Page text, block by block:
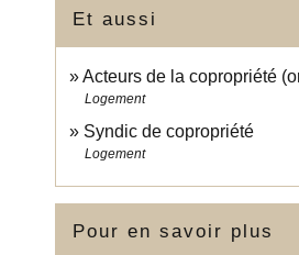
Et aussi
Acteurs de la copropriété
Logement
Syndic de copropriété
Logement
Pour en savoir plus